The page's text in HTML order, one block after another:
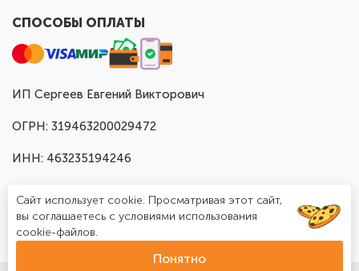
СПОСОБЫ ОПЛАТЫ
ИП Сергеев Евгений Викторович
ОГРН: 319463200029472
ИНН: 463235194246
Сайт использует cookie. Просматривая этот сайт,
вы соглашаетесь с условиями использования
cookie-файлов.
Понятно